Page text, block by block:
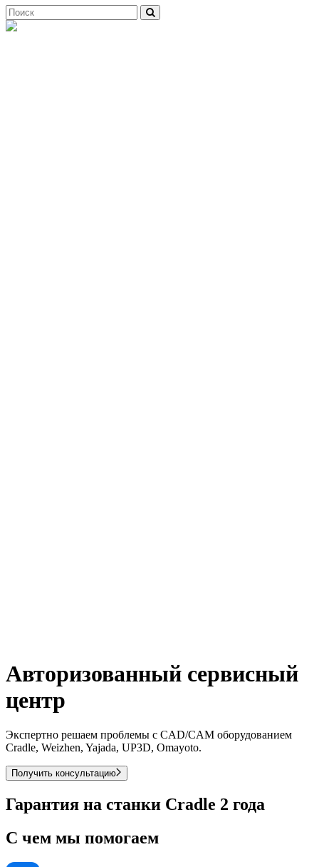
Авторизованный сервисный
центр
Экспертно решаем проблемы с CAD/CAM оборудованием
Cradle, Weizhen, Yajada, UP3D, Omayoto.
Получить консультацию
Гарантия на станки Cradle 2 года
С чем мы помогаем